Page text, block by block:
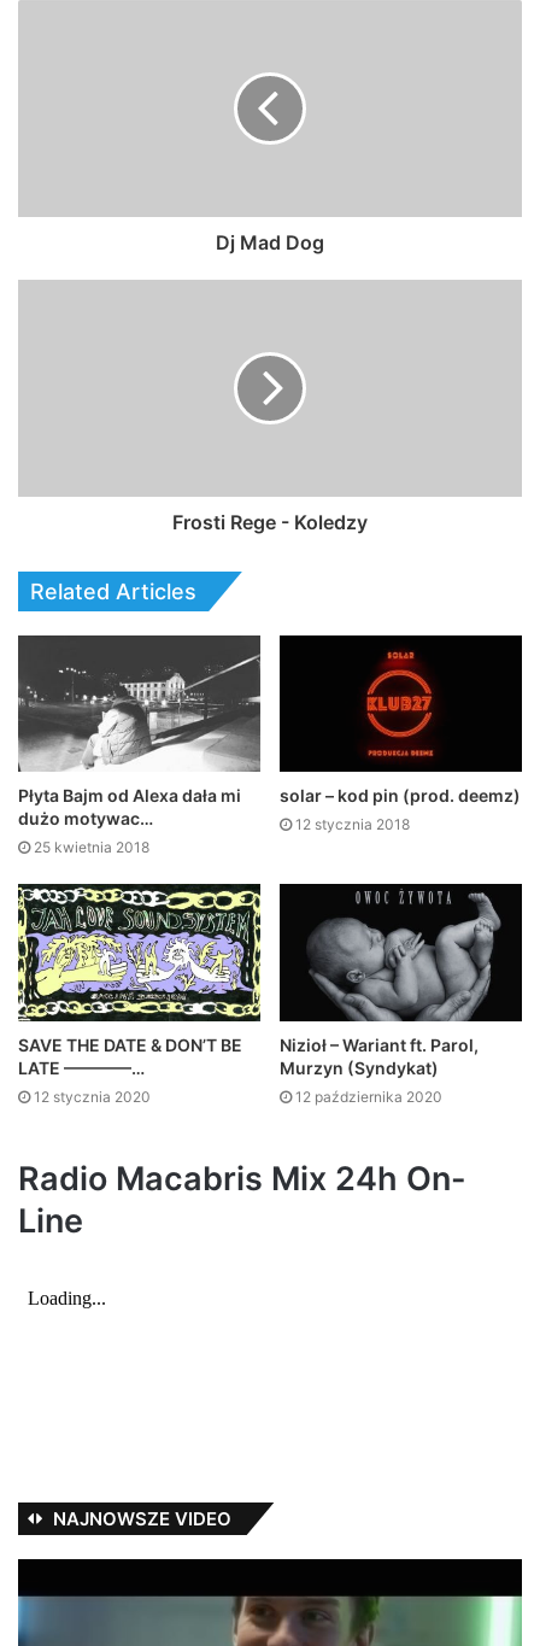
Dj Mad Dog
Frosti Rege - Koledzy
Related Articles
Płyta Bajm od Alexa dała mi
dużo motywac…
25 kwietnia 2018
solar – kod pin (prod. deemz)
12 stycznia 2018
SAVE THE DATE & DON’T BE
LATE ––––––––…
12 stycznia 2020
Nizioł – Wariant ft. Parol,
Murzyn (Syndykat)
12 października 2020
Radio Macabris Mix 24h On-
Line
NAJNOWSZE VIDEO
w
karcie